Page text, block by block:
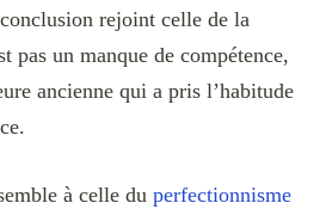
rejoint celle de la
pas un manque de compétence,
ancienne qui a pris l’habitude
à celle du perfectionnisme